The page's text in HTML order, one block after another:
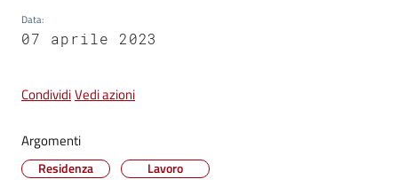
online
gli
Data:
07 aprile 2023
CondividiVedi azioni
Argomenti
Residenza Lavoro